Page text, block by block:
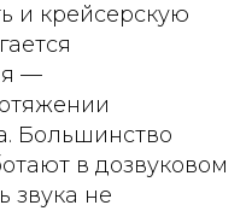
и крейсерскую
—
Большинство
в дозвуковом
звука не